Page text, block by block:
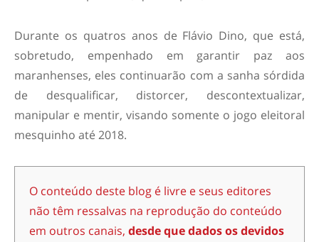
Durante os quatros anos de Flávio Dino, que está,
sobretudo, empenhado em garantir paz aos
maranhenses, eles continuarão com a sanha sórdida
de desqualificar, distorcer, descontextualizar,
manipular e mentir, visando somente o jogo eleitoral
mesquinho até 2018.
O conteúdo deste blog é livre e seus editores
não têm ressalvas na reprodução do conteúdo
em outros canais, desde que dados os devidos